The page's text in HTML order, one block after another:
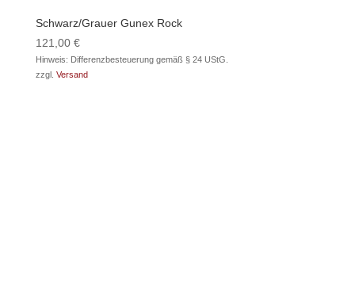
Schwarz/Grauer Gunex Rock
121,00 €
Hinweis: Differenzbesteuerung gemäß § 24 UStG.
zzgl. Versand